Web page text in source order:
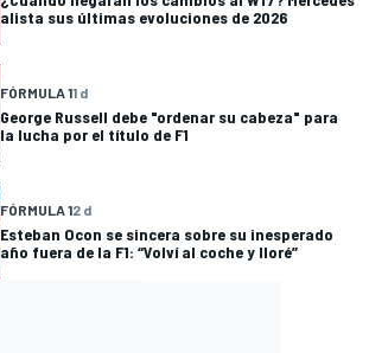
alista sus últimas evoluciones de 2026
FÓRMULA 11 d
George Russell debe "ordenar su cabeza" para
la lucha por el título de F1
FÓRMULA 12 d
Esteban Ocon se sincera sobre su inesperado
año fuera de la F1: “Volví al coche y lloré”